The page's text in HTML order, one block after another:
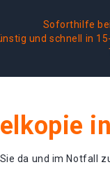
Soforthilfe
und schnell in
da und im Notfall